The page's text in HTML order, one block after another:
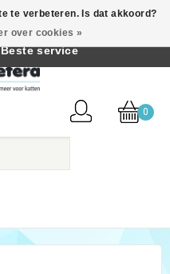
Nederlands
0
te verbeteren. Is dat akkoord?
over cookies »
van kattengedrag •
service